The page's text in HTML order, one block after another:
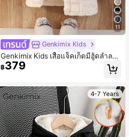
11
Genkimix Kids
Genkimix Kids เสื้อแจ็คเก็ตมีฮู้ดลำลอง
แขนยาวบุซับในกันความร้อนสำหรับเด็
กผู้หญิง 1 ตัว, ฤดูใบไม้ร่วง/ฤดูหนาว
฿379
4-7 Years